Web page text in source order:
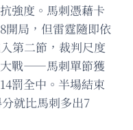
強度。馬刺憑藉卡
開局，但雷霆隨即依
第二節，裁判尺度
大戰——馬刺單節獲
罰全中。半場結束
就比馬刺多出7